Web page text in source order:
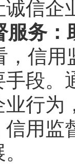
信企
服务
用
段。
业行
用监